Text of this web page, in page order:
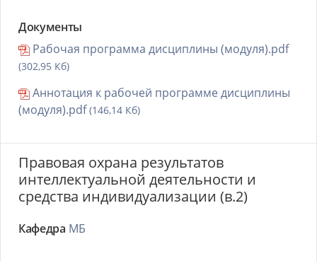
Документы
Рабочая программа дисциплины (модуля).pdf
(302,95 Кб)
Аннотация к рабочей программе дисциплины
(модуля).pdf(146,14 Кб)
Правовая охрана результатов
интеллектуальной деятельности и
средства индивидуализации (в.2)
Кафедра МБ